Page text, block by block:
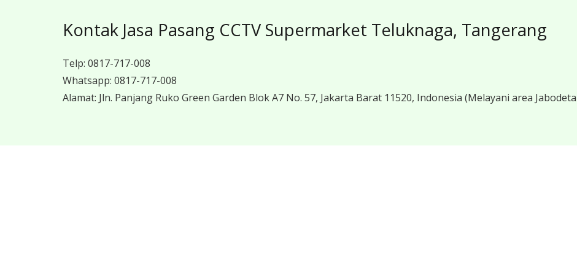
Kontak Jasa Pasang CCTV Supermarket Teluknaga, Tangerang
Telp: 0817-717-008
Whatsapp: 0817-717-008
Alamat: Jln. Panjang Ruko Green Garden Blok A7 No. 57, Jakarta Barat 11520, Indonesia (Melayani area